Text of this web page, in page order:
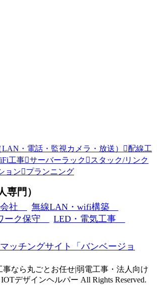
・電話・監視カメラ・放送）
配線工
工事 サーバーラック
スタック/リンク
ョン
プランニング
専門）
会社
無線LAN・wifi構築
ーク保守 LED・電気工事
ッチングサイト「バンベージョ
事なら丸ごとお任せ|弱電工事・法人向け
デザインヘルパー All Rights Reserved.